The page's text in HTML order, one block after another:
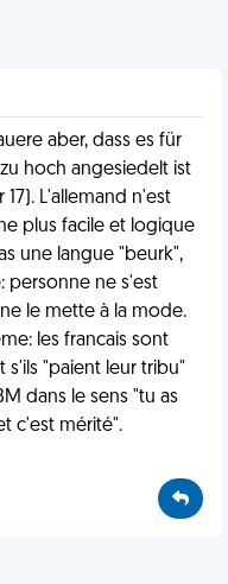
aber, dass es für
hoch angesiedelt ist
17). L'allemand n'est
plus facile et logique
une langue "beurk",
personne ne s'est
le mette à la mode.
les francais sont
s'ils "paient leur tribu"
dans le sens "tu as
c'est mérité".